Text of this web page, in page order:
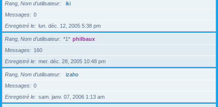
Rang, Nom d’utilisateur
iki
Messages
0
Enregistré le
lun. déc. 12, 2005 5:38 pm
Rang, Nom d’utilisateur *1* philbaux
Messages
160
Enregistré le
mer. déc. 28, 2005 10:48 pm
Rang, Nom d’utilisateur
izaho
Messages
0
Enregistré le
sam. janv. 07, 2006 1:13 am